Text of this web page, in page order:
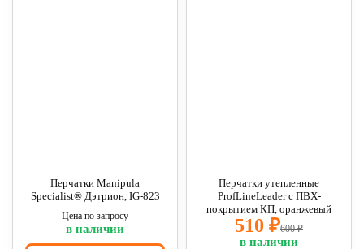
Перчатки Manipula
Specialist® Дэтрион, IG-823
Цена по запросу
в наличии
Перчатки утепленные
ProfLineLeader с ПВХ-
покрытием КП, оранжевый
510 ₽600 ₽
в наличии